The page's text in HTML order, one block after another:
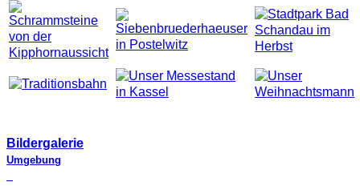
Bildergalerie
Umgebung